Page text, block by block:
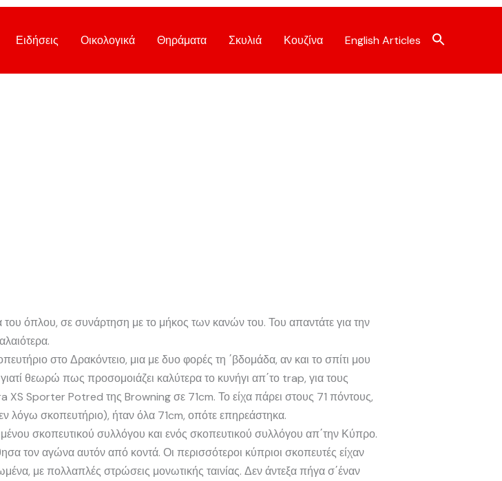
Ειδήσεις Οικολογικά Θηράματα Σκυλιά Κουζίνα English Articles
του όπλου, σε συνάρτηση με το μήκος των κανών του. Του απαντάτε για την
στο Δρακόντειο, μια με δυο φορές τη ΄βδομάδα, αν και το σπίτι μου
θεωρώ πως προσομοιάζει καλύτερα το κυνήγι απ΄το trap, για τους
XS Sporter Potred της Browning σε 71cm. Το είχα πάρει στους 71 πόντους,
λόγω σκοπευτήριο), ήταν όλα 71cm, οπότε επηρεάστηκα.
σκοπευτικού συλλόγου και ενός σκοπευτικού συλλόγου απ΄την Κύπρο.
τον αγώνα αυτόν από κοντά. Οι περισσότεροι κύπριοι σκοπευτές είχαν
με πολλαπλές στρώσεις μονωτικής ταινίας. Δεν άντεξα πήγα σ΄έναν